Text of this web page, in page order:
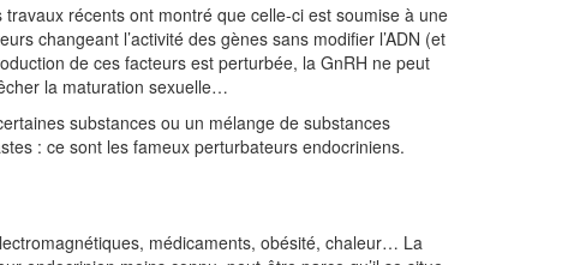
récents ont montré que celle-ci est soumise à une
changeant l’activité des gènes sans modifier l’ADN (et
de ces facteurs est perturbée, la GnRH ne peut
la maturation sexuelle…
substances ou un mélange de substances
: ce sont les fameux perturbateurs endocriniens.
médicaments, obésité, chaleur… La